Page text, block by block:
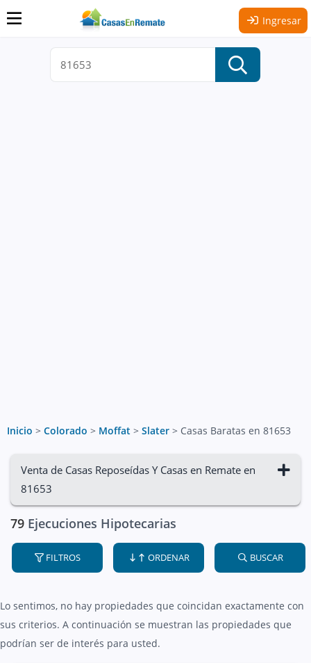
Ingresar
Inicio > Colorado > Moffat > Slater > Casas Baratas en 81653
Venta de Casas Reposeídas Y Casas en Remate en
81653
79 Ejecuciones Hipotecarias
FILTROS ORDENAR BUSCAR
Lo sentimos, no hay propiedades que coincidan exactamente con
sus criterios. A continuación se muestran las propiedades que
podrían ser de interés para usted.